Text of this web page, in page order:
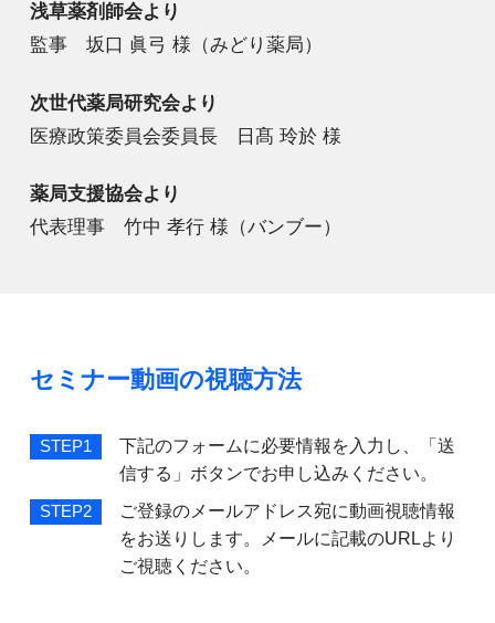
浅草薬剤師会より
監事 坂口 眞弓 様（みどり薬局）
次世代薬局研究会より
医療政策委員会委員長 日髙 玲於 様
薬局支援協会より
代表理事 竹中 孝行 様（バンブー）
セミナー動画の視聴方法
STEP1
下記のフォームに必要情報を入力し、「送
信する」ボタンでお申し込みください。
STEP2
ご登録のメールアドレス宛に動画視聴情報
をお送りします。メールに記載のURLより
ご視聴ください。